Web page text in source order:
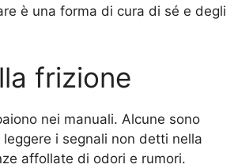
è una forma di cura di sé e degli
frizione
nei manuali. Alcune sono
i segnali non detti nella
affollate di odori e rumori.